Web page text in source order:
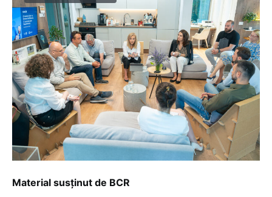
Material susținut de BCR